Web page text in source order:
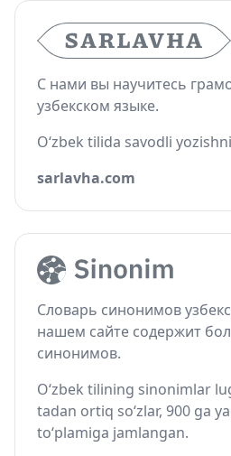
С нами вы научитесь
узбекском языке.
O‘zbek tilida savodli
sarlavha.com
Словарь синонимов
нашем сайте содержит
синонимов.
O‘zbek tilining sinonimlar
tadan ortiq so‘zlar, 900 ga
to‘plamiga jamlangan.